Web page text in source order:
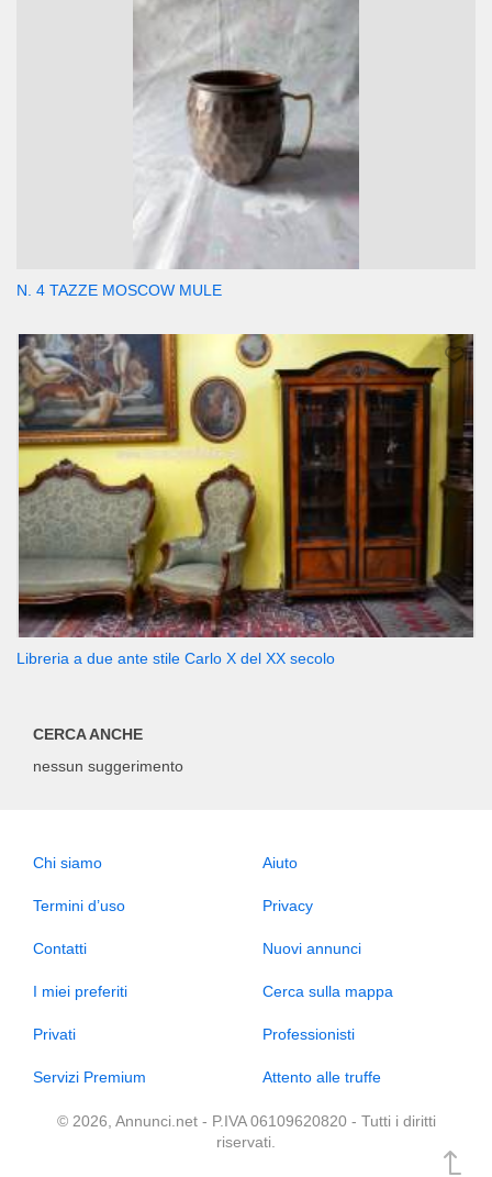
N. 4 TAZZE MOSCOW MULE
Libreria a due ante stile Carlo X del XX secolo
CERCA ANCHE
nessun suggerimento
Chi siamo Aiuto
Termini d’uso Privacy
Contatti Nuovi annunci
I miei preferiti Cerca sulla mappa
Privati Professionisti
Servizi Premium Attento alle truffe
© 2026, Annunci.net - P.IVA 06109620820 - Tutti i diritti
riservati.